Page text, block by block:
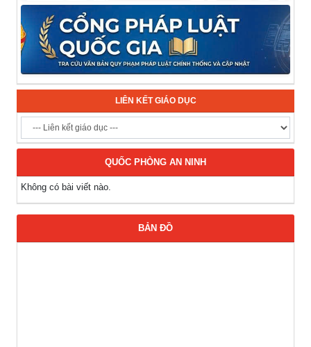
LIÊN KẾT GIÁO DỤC
QUỐC PHÒNG AN NINH
Không có bài viết nào.
BẢN ĐỒ